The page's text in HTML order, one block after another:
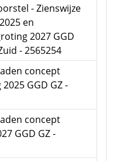
- Zienswijze
en
2027 GGD
- 2565254
concept
GGD GZ -
concept
GGD GZ -